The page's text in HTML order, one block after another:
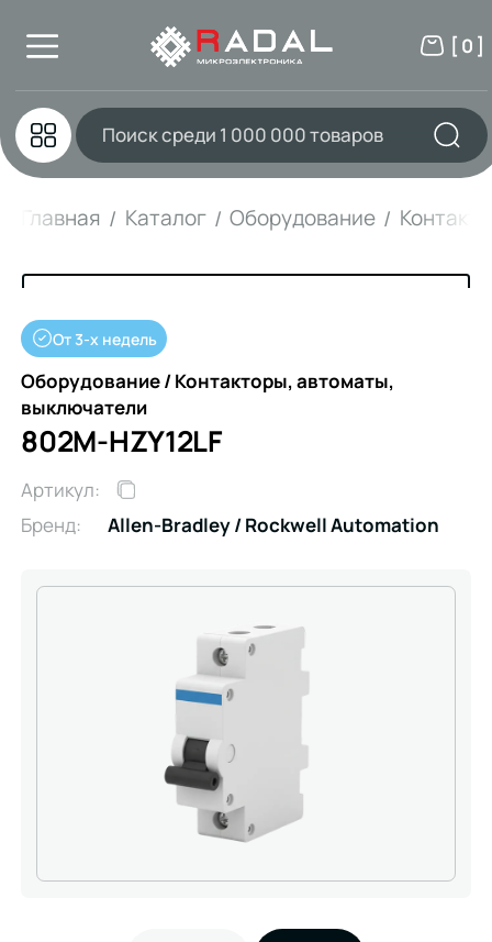
[ 0 ]
Главная Каталог Оборудование
От 3-х недель
Оборудование / Контакторы, автоматы,
выключатели
802M-HZY12LF
Артикул:
Бренд:
Allen-Bradley / Rockwell Automation